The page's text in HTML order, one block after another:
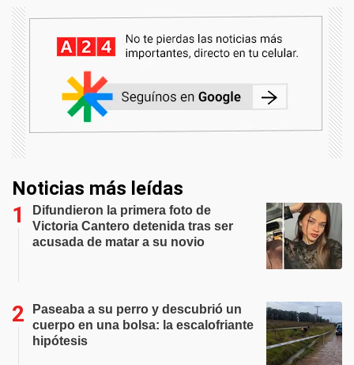
Noticias más leídas
Difundieron la primera foto de
Victoria Cantero detenida tras ser
acusada de matar a su novio
Paseaba a su perro y descubrió un
cuerpo en una bolsa: la escalofriante
hipótesis